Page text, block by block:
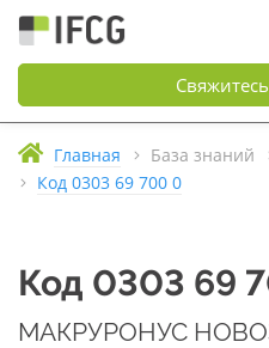
Главная База знаний
Код 0303 69 700 0
Код 0303 69
МАКРУРОНУС